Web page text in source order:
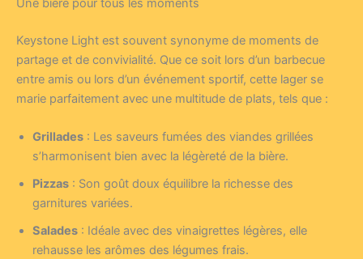
Une bière pour tous les moments
Keystone Light est souvent synonyme de moments de
partage et de convivialité. Que ce soit lors d’un barbecue
entre amis ou lors d’un événement sportif, cette lager se
marie parfaitement avec une multitude de plats, tels que :
Grillades : Les saveurs fumées des viandes grillées
s’harmonisent bien avec la légèreté de la bière.
Pizzas : Son goût doux équilibre la richesse des
garnitures variées.
Salades : Idéale avec des vinaigrettes légères, elle
rehausse les arômes des légumes frais.